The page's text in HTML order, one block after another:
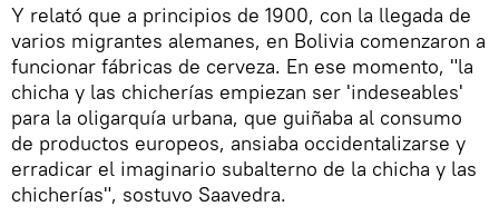
Y relató que a principios de 1900, con la llegada de
varios migrantes alemanes, en Bolivia comenzaron a
funcionar fábricas de cerveza. En ese momento, "la
chicha y las chicherías empiezan ser 'indeseables'
para la oligarquía urbana, que guiñaba al consumo
de productos europeos, ansiaba occidentalizarse y
erradicar el imaginario subalterno de la chicha y las
chicherías", sostuvo Saavedra.